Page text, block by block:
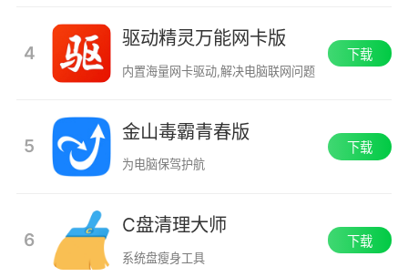
4
驱动精灵万能网卡版
内置海量网卡驱动,解决电脑联网问题
下载
5
金山毒霸青春版
为电脑保驾护航
下载
6
C盘清理大师
系统盘瘦身工具
下载